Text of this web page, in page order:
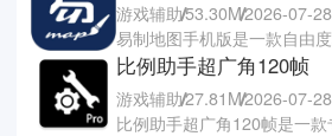
游戏辅助53.30M2026-07-28
比例助手超广角120帧
游戏辅助27.81M2026-07-28